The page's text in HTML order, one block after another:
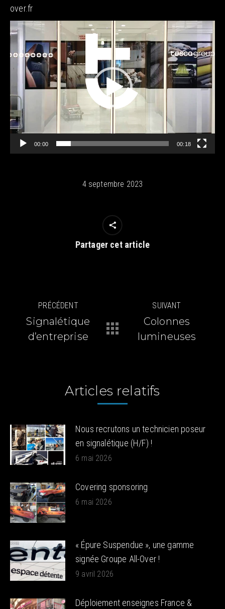
over.fr
Lecteur
vidéo
00:00 00:18
4 septembre 2023
Partager cet article
Navigation
article
PRÉCÉDENT
Article
précédent
Signalétique
d’entreprise
SUIVANT
suivant
Colonnes
lumineuses
Articles relatifs
Nous recrutons un technicien poseur
en signalétique (H/F) !
6 mai 2026
Covering sponsoring
6 mai 2026
« Épure Suspendue », une gamme
signée Groupe All-Over !
9 avril 2026
Déploiement enseignes France &